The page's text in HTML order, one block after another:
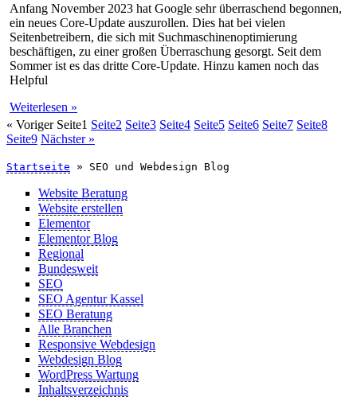
Anfang November 2023 hat Google sehr überraschend begonnen,
ein neues Core-Update auszurollen. Dies hat bei vielen
Seitenbetreibern, die sich mit Suchmaschinenoptimierung
beschäftigen, zu einer großen Überraschung gesorgt. Seit dem
Sommer ist es das dritte Core-Update. Hinzu kamen noch das
Helpful
Weiterlesen »
« Voriger Seite1 Seite2 Seite3 Seite4 Seite5 Seite6 Seite7 Seite8
Seite9 Nächster »
Startseite » SEO und Webdesign Blog
Website Beratung
Website erstellen
Elementor
Elementor Blog
Regional
Bundesweit
SEO
SEO Agentur Kassel
SEO Beratung
Alle Branchen
Responsive Webdesign
Webdesign Blog
WordPress Wartung
Inhaltsverzeichnis